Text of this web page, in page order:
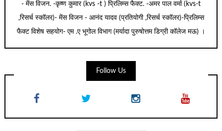
- मेंस विजन. -कृष्ण कुमार (kvs -t ) प्रिलिम्स फैक्ट. -अमर पाल वर्मा (kvs-t
,रिसर्च स्कॉलर)- मेंस विजन - आनंद यादव (प्रतियोगी ,रिसर्च स्कॉलर)-प्रिलिम्स
फैक्ट विशेष सहयोग- एम .ए भूगोल विभाग (मर्यादा पुरुषोत्तम डिग्री कॉलेज मऊ) ।
Follow Us